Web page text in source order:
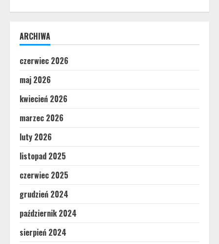
ARCHIWA
czerwiec 2026
maj 2026
kwiecień 2026
marzec 2026
luty 2026
listopad 2025
czerwiec 2025
grudzień 2024
październik 2024
sierpień 2024